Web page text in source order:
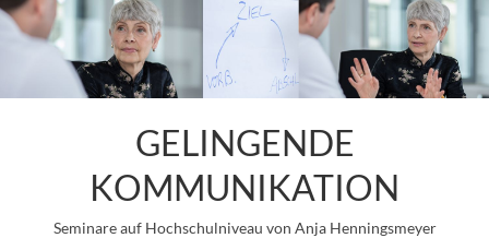
GELINGENDE
KOMMUNIKATION
Seminare auf Hochschulniveau von Anja Henningsmeyer